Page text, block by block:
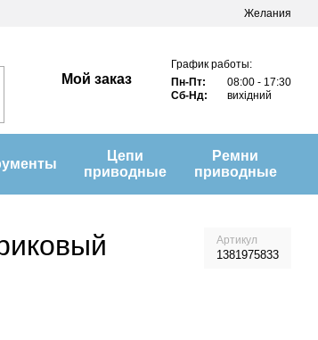
Желания
Мой заказ
График работы:
Пн-Пт:
08:00 - 17:30
Сб-Нд:
вихідний
Цепи
приводные
Ремни
приводные
Артикул
1381975833